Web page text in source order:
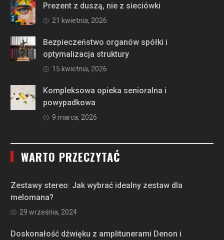
Prezent z duszą, nie z sieciówki
21 kwietnia, 2026
Bezpieczeństwo organów spółki i
optymalizacja struktury
15 kwietnia, 2026
Kompleksowa opieka senioralna i
powypadkowa
9 marca, 2026
WARTO PRZECZYTAĆ
Zestawy stereo: Jak wybrać idealny zestaw dla
melomana?
29 września, 2024
Doskonałość dźwięku z amplitunerami Denon i